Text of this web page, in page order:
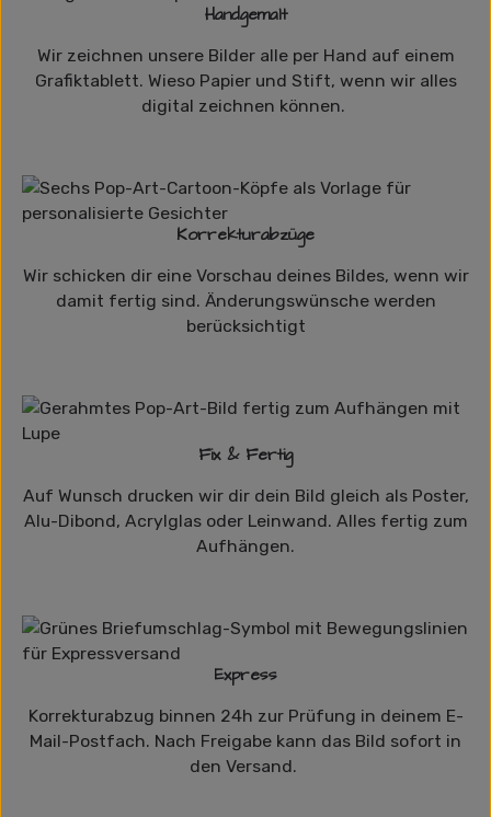
Handgemalt
Wir zeichnen unsere Bilder alle per Hand auf einem
Grafiktablett. Wieso Papier und Stift, wenn wir alles
digital zeichnen können.
Korrekturabzüge
Wir schicken dir eine Vorschau deines Bildes, wenn wir
damit fertig sind. Änderungswünsche werden
berücksichtigt
Fix & Fertig
Auf Wunsch drucken wir dir dein Bild gleich als Poster,
Alu-Dibond, Acrylglas oder Leinwand. Alles fertig zum
Aufhängen.
Express
Korrekturabzug binnen 24h zur Prüfung in deinem E-
Mail-Postfach. Nach Freigabe kann das Bild sofort in
den Versand.